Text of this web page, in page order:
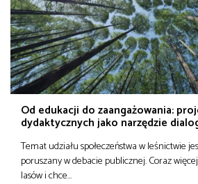
Od edukacji do zaangażowania:
dydaktycznych jako narzędzie
Temat udziału społeczeństwa w leśnictwie
poruszany w debacie publicznej. Coraz
lasów i chce…